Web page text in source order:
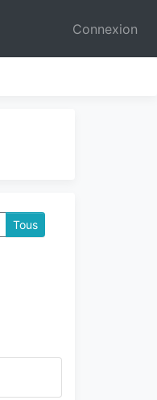
Connexion
Tous